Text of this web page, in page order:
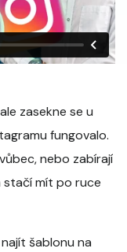
zasekne se u
fungovalo.
nebo zabírají
stačí mít po ruce
šablonu na